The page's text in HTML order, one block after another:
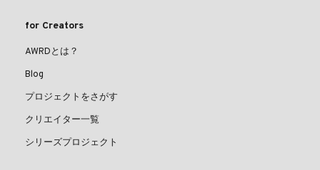
for Creators
AWRDとは？
Blog
プロジェクトをさがす
クリエイター一覧
シリーズプロジェクト